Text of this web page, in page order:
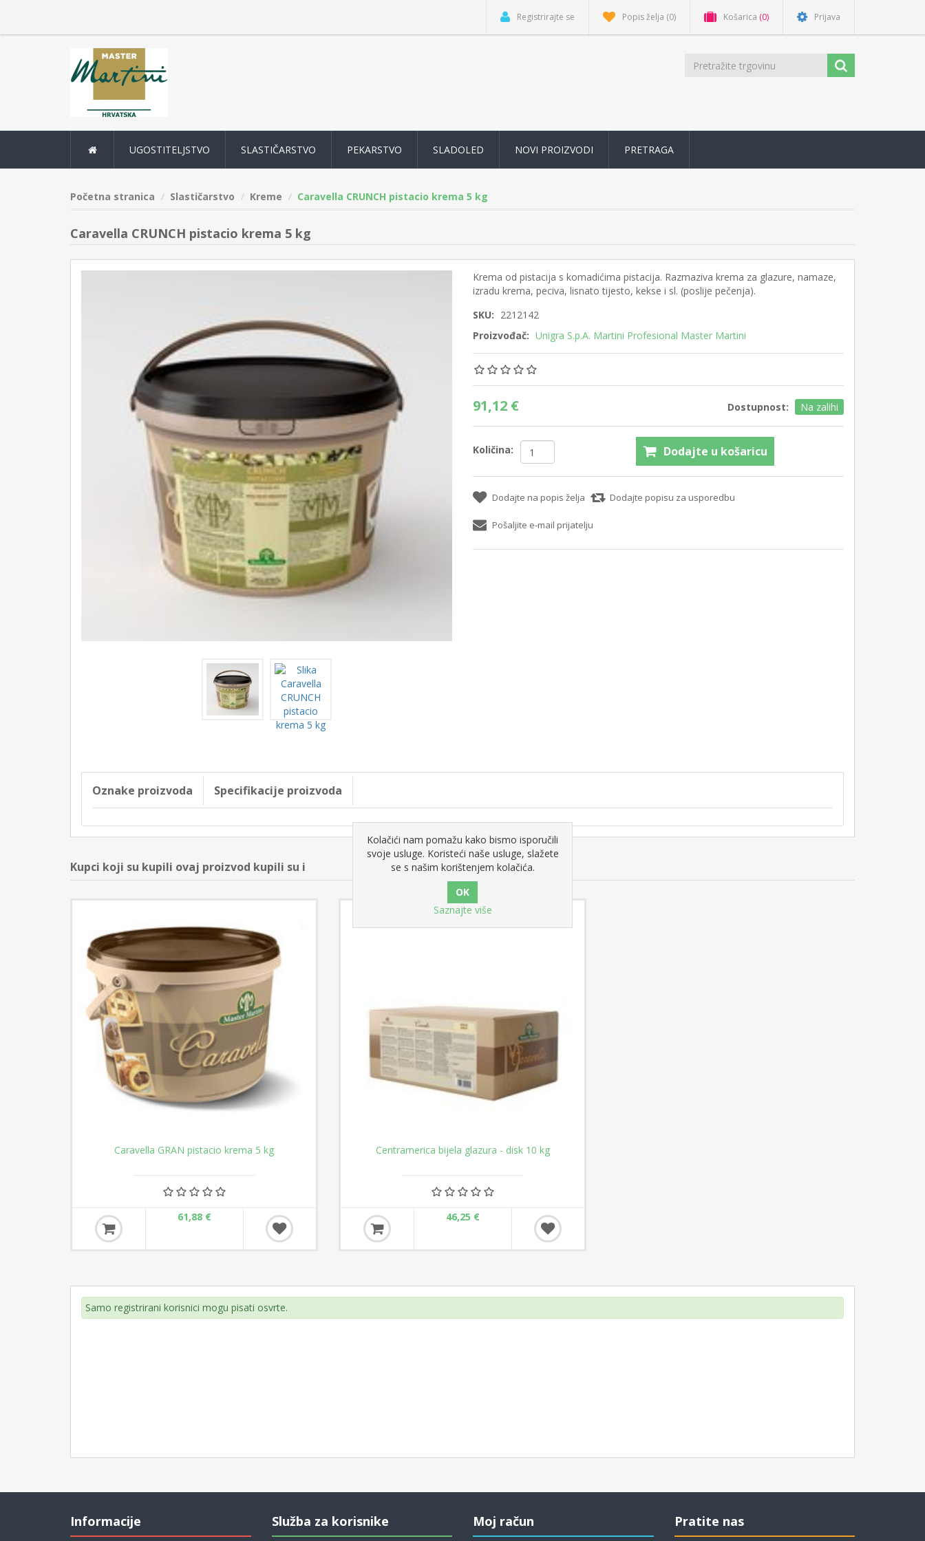
Registrirajte se Popis želja (0) Košarica (0) Prijava
UGOSTITELJSTVO SLASTIČARSTVO PEKARSTVO SLADOLED NOVI PROIZVODI PRETRAGA
Početna stranica Slastičarstvo Kreme Caravella CRUNCH pistacio krema 5 kg
Caravella CRUNCH pistacio krema 5 kg
Krema od pistacija s komadićima pistacija. Razmaziva krema za glazure, namaze,
izradu krema, peciva, lisnato tijesto, kekse i sl. (poslije pečenja).
SKU: 2212142
Proizvođač: Unigra S.p.A. Martini Profesional Master Martini
91,12 € Dostupnost: Na zalihi
Količina: Dodajte u košaricu
Dodajte na popis želja Dodajte popisu za usporedbu
Pošaljite e-mail prijatelju
Oznake proizvoda Specifikacije proizvoda
Kupci koji su kupili ovaj proizvod kupili su i
Caravella GRAN pistacio krema 5 kg
61,88 €
Centramerica bijela glazura - disk 10 kg
46,25 €
Samo registrirani korisnici mogu pisati osvrte.
Informacije Služba za korisnike Moj račun Pratite nas
Kolačići nam pomažu kako bismo isporučili
svoje usluge. Koristeći naše usluge, slažete
se s našim korištenjem kolačića.
Saznajte više